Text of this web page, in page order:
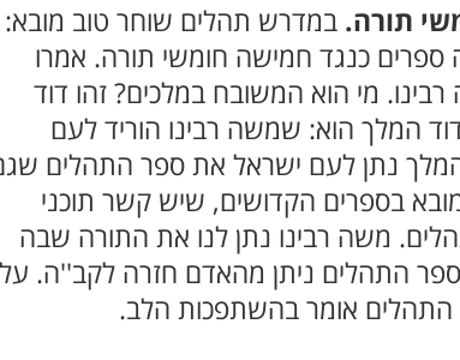
תורה. במדרש תהלים שוחר טוב מובא:
כנגד חמישה חומשי תורה. אמרו
מי הוא המשובח במלכים? זהו דוד
המלך הוא: שמשה רבינו הוריד לעם
נתן לעם ישראל את ספר התהלים
בספרים הקדושים, שיש קשר תוכני
משה רבינו נתן לנו את התורה שבה
התהלים ניתן מהאדם חזרה לקב''ה. על
התהלים אומר בהשתפכות הלב.